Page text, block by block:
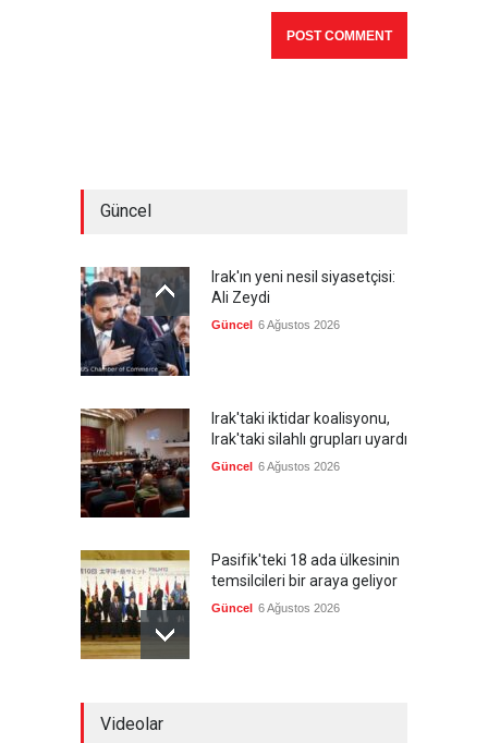
Güncel
Irak'ın yeni nesil siyasetçisi:
Ali Zeydi
Güncel 6 Ağustos 2026
Irak'taki iktidar koalisyonu,
Irak'taki silahlı grupları uyardı
Güncel 6 Ağustos 2026
Pasifik'teki 18 ada ülkesinin
temsilcileri bir araya geliyor
Güncel 6 Ağustos 2026
Videolar